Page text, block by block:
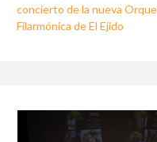
concierto de la nueva
Filarmónica de El Ejido